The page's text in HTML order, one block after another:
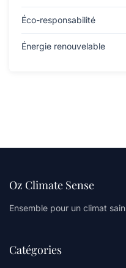
Éco-responsabilité
Énergie renouvelable
Oz Climate Sense
Ensemble pour un climat sain
Catégories